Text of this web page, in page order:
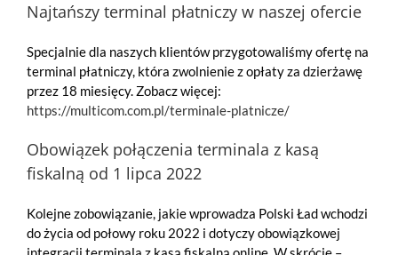
Najtańszy terminal płatniczy w naszej ofercie
Specjalnie dla naszych klientów przygotowaliśmy ofertę na
terminal płatniczy, która zwolnienie z opłaty za dzierżawę
przez 18 miesięcy. Zobacz więcej:
https://multicom.com.pl/terminale-platnicze/
Obowiązek połączenia terminala z kasą
fiskalną od 1 lipca 2022
Kolejne zobowiązanie, jakie wprowadza Polski Ład wchodzi
do życia od połowy roku 2022 i dotyczy obowiązkowej